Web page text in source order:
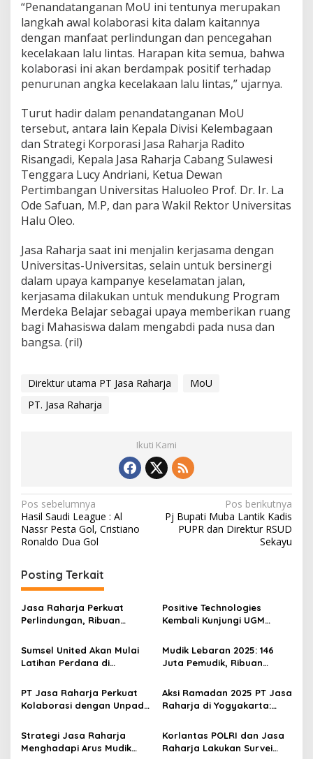
“Penandatanganan MoU ini tentunya merupakan
langkah awal kolaborasi kita dalam kaitannya
dengan manfaat perlindungan dan pencegahan
kecelakaan lalu lintas. Harapan kita semua, bahwa
kolaborasi ini akan berdampak positif terhadap
penurunan angka kecelakaan lalu lintas,” ujarnya.
Turut hadir dalam penandatanganan MoU
tersebut, antara lain Kepala Divisi Kelembagaan
dan Strategi Korporasi Jasa Raharja Radito
Risangadi, Kepala Jasa Raharja Cabang Sulawesi
Tenggara Lucy Andriani, Ketua Dewan
Pertimbangan Universitas Haluoleo Prof. Dr. Ir. La
Ode Safuan, M.P, dan para Wakil Rektor Universitas
Halu Oleo.
Jasa Raharja saat ini menjalin kerjasama dengan
Universitas-Universitas, selain untuk bersinergi
dalam upaya kampanye keselamatan jalan,
kerjasama dilakukan untuk mendukung Program
Merdeka Belajar sebagai upaya memberikan ruang
bagi Mahasiswa dalam mengabdi pada nusa dan
bangsa. (ril)
Direktur utama PT Jasa Raharja
MoU
PT. Jasa Raharja
Ikuti Kami
N
a
v
i
g
a
s
i
p
s
Pos sebelumnya
Hasil Saudi League : Al
Nassr Pesta Gol, Cristiano
Ronaldo Dua Gol
Pos berikutnya
Pj Bupati Muba Lantik Kadis
PUPR dan Direktur RSUD
Sekayu
Posting Terkait
Jasa Raharja Perkuat
Perlindungan, Ribuan
Bersama IFG Group 2026
Resmi Dilepas
Positive Technologies
Kembali Kunjungi UGM
dan Kolaborasi
Cybersecurity
Sumsel United Akan Mulai
Latihan Perdana di
Resmi Ditandatangani
Mudik Lebaran 2025: 146
Juta Pemudik, Ribuan
Liputan Real-Time dari
Media
PT Jasa Raharja Perkuat
Kolaborasi dengan Unpad
Keselamatan Lalu Lintas
Aksi Ramadan 2025 PT Jasa
Raharja di Yogyakarta:
dan Kepedulian Sosial
Strategi Jasa Raharja
Menghadapi Arus Mudik
Korlantas POLRI dan Jasa
Raharja Lakukan Survei